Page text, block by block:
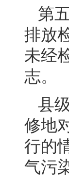
第
排放
未经
志。
县
修地
行的
气污